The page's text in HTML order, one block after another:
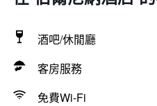
酒吧/休閒廳
客房服務
免費Wi-Fi